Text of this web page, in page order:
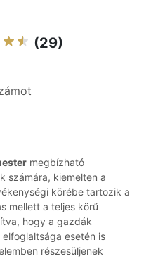
(29)
megbízható
számára, kiemelten a
körébe tartozik a
mellett a teljes körű
hogy a gazdák
esetén is
részesüljenek